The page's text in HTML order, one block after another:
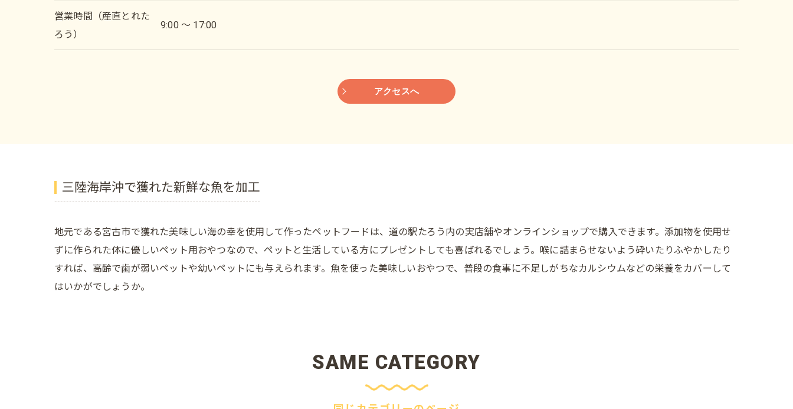
営業時間（産直とれた
ろう）
9:00 〜 17:00
アクセスへ
三陸海岸沖で獲れた新鮮な魚を加工
地元である宮古市で獲れた美味しい海の幸を使用して作ったペットフードは、道の駅たろう内の実店舗やオンラインショップで購入できます。添加物を使用せ
ずに作られた体に優しいペット用おやつなので、ペットと生活している方にプレゼントしても喜ばれるでしょう。喉に詰まらせないよう砕いたりふやかしたり
すれば、高齢で歯が弱いペットや幼いペットにも与えられます。魚を使った美味しいおやつで、普段の食事に不足しがちなカルシウムなどの栄養をカバーして
はいかがでしょうか。
SAME CATEGORY